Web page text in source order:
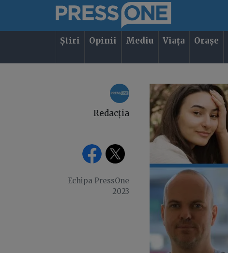
Știri Opinii Mediu Viața Orașe
Redacția
Echipa PressOne
2023